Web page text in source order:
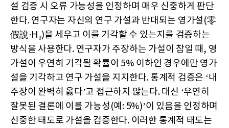
설 검증 시 오류 가능성을 인정하며 매우 신중하게 판단
한다. 연구자는 자신의 연구 가설과 반대되는 영가설(零
假說·H₀)을 세우고 이를 기각할 수 있는지를 검증하는
방식을 사용한다. 연구자가 주장하는 가설이 참일 때, 영
가설이 우연히 기각될 확률이 5% 이하인 경우에만 영가
설을 기각하고 연구 가설을 지지한다. 통계적 검증은 ‘내
주장이 완벽히 옳다’고 접근하지 않는다. 대신 ‘우연히
잘못된 결론에 이를 가능성(예: 5%)’이 있음을 인정하며
신중한 태도로 가설을 검증한다. 이러한 통계적 태도는